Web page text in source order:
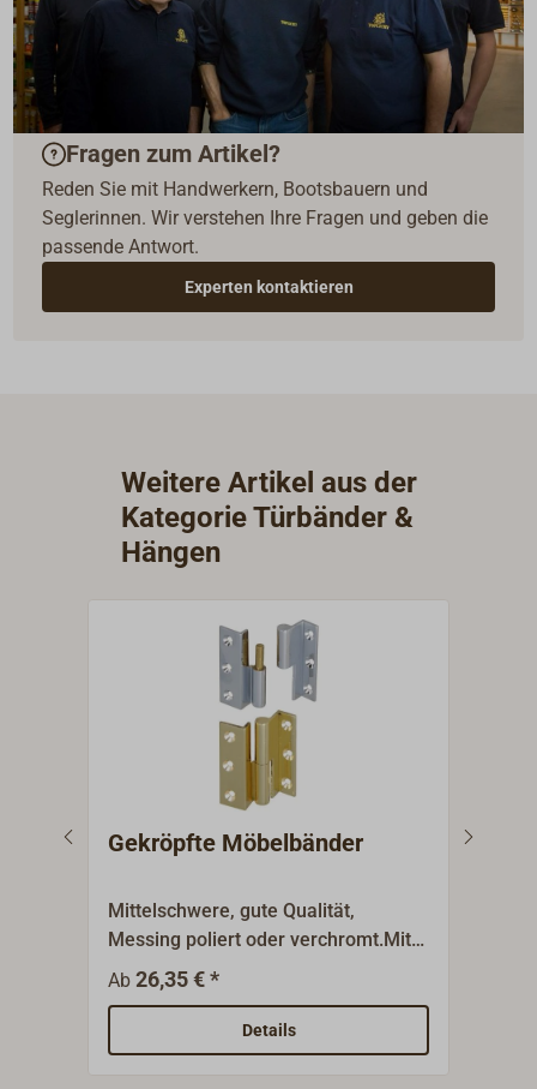
Fragen zum Artikel?
Reden Sie mit Handwerkern, Bootsbauern und
Seglerinnen. Wir verstehen Ihre Fragen und geben die
passende Antwort.
Experten kontaktieren
Weitere Artikel aus der
Kategorie Türbänder &
Hängen
Gekröpfte Möbelbänder
Mittelschwere, gute Qualität,
Messing poliert oder verchromt.Mit
Messingstift und mit einer Kröpfung
(7,5 mm) für überfälzte
Türen.Hergestellt in
Deutschland.Rechte und linke
Ab26,35 € *
Details